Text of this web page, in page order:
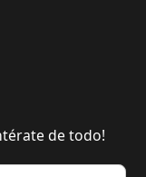
de todo!